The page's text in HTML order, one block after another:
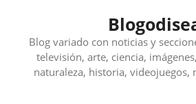
contenidoBlog variado con noticias y
televisión, arte, ciencia,
naturaleza, historia, videojuegos,